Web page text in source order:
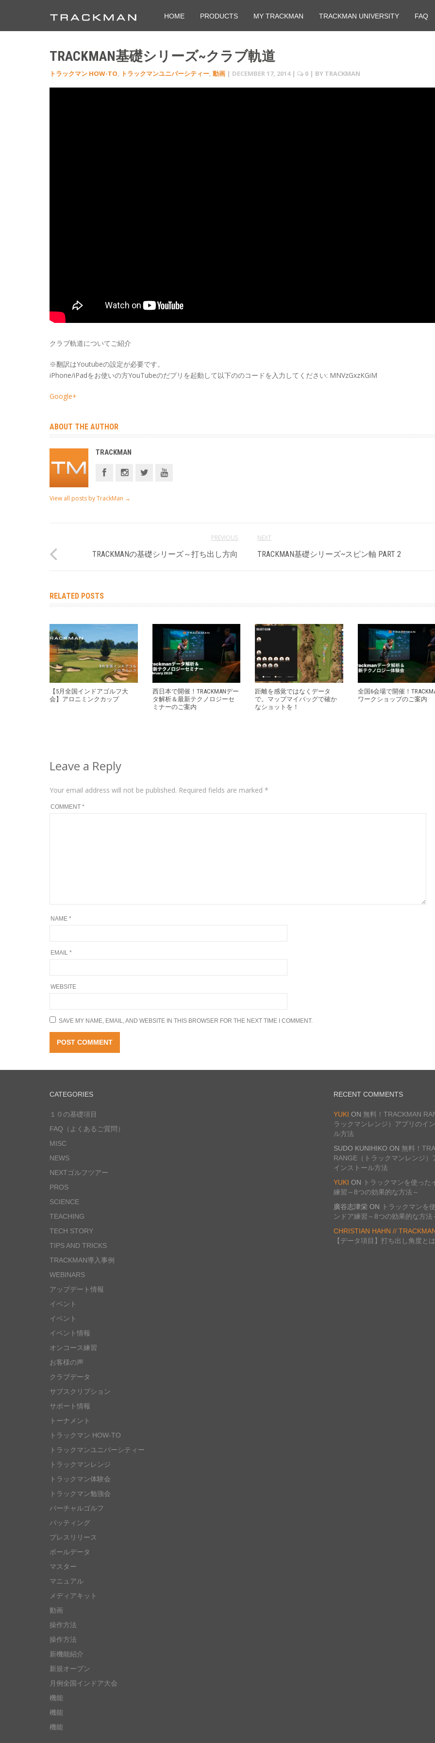
HOME PRODUCTS MY TRACKMAN TRACKMAN UNIVERSITY FAQ
TRACKMAN基礎シリーズ~クラブ軌道
トラックマン HOW-TO, トラックマンユニバーシティー, 動画 | DECEMBER 17, 2014 | 0 | BY TRACKMAN
クラブ軌道についてご紹介
※翻訳はYoutubeの設定が必要です。
iPhone/iPadをお使いの方YouTubeのだプリを起動して以下ののコードを入力してください: MNVzGxzKGiM
Google+
ABOUT THE AUTHOR
TRACKMAN
View all posts by TrackMan →
PREVIOUS
TRACKMANの基礎シリーズ～打ち出し方向
NEXT
TRACKMAN基礎シリーズ~スピン軸 PART 2
RELATED POSTS
【5月全国インドアゴルフ大
会】アロニミンクカップ
西日本で開催！TRACKMANデー
タ解析＆最新テクノロジーセ
ミナーのご案内
距離を感覚ではなくデータ
で。マップマイバッグで確か
なショットを！
全国6会場で開催！
ワークショップのご案内
Leave a Reply
Your email address will not be published. Required fields are marked *
COMMENT *
NAME *
EMAIL *
WEBSITE
SAVE MY NAME, EMAIL, AND WEBSITE IN THIS BROWSER FOR THE NEXT TIME I COMMENT.
CATEGORIES
１０の基礎項目
FAQ（よくあるご質問）
MISC
NEWS
NEXTゴルフツアー
PROS
SCIENCE
TEACHING
TECH STORY
TIPS AND TRICKS
TRACKMAN導入事例
WEBINARS
アップデート情報
イベント
イベント
イベント情報
オンコース練習
お客様の声
クラブデータ
サブスクリプション
サポート情報
トーナメント
トラックマン HOW-TO
トラックマンユニバーシティー
トラックマンレンジ
トラックマン体験会
トラックマン勉強会
バーチャルゴルフ
パッティング
プレスリリース
ボールデータ
マスター
マニュアル
メディアキット
動画
操作方法
操作方法
新機能紹介
新規オープン
月例全国インドア大会
機能
機能
機能
RECENT COMMENTS
YUKI ON 無料！TRACKMAN
ラックマンレンジ）アプリのイ
ル方法
SUDO KUNIHIKO ON 無料！
RANGE（トラックマンレンジ）
インストール方法
YUKI ON
トラックマンを使った
練習～8つの効果的な方法～
廣谷志津栄 ON
トラックマンを
ンドア練習～8つの効果的な方法
CHRISTIAN HAHN //
【データ項目】打ち出し角度と